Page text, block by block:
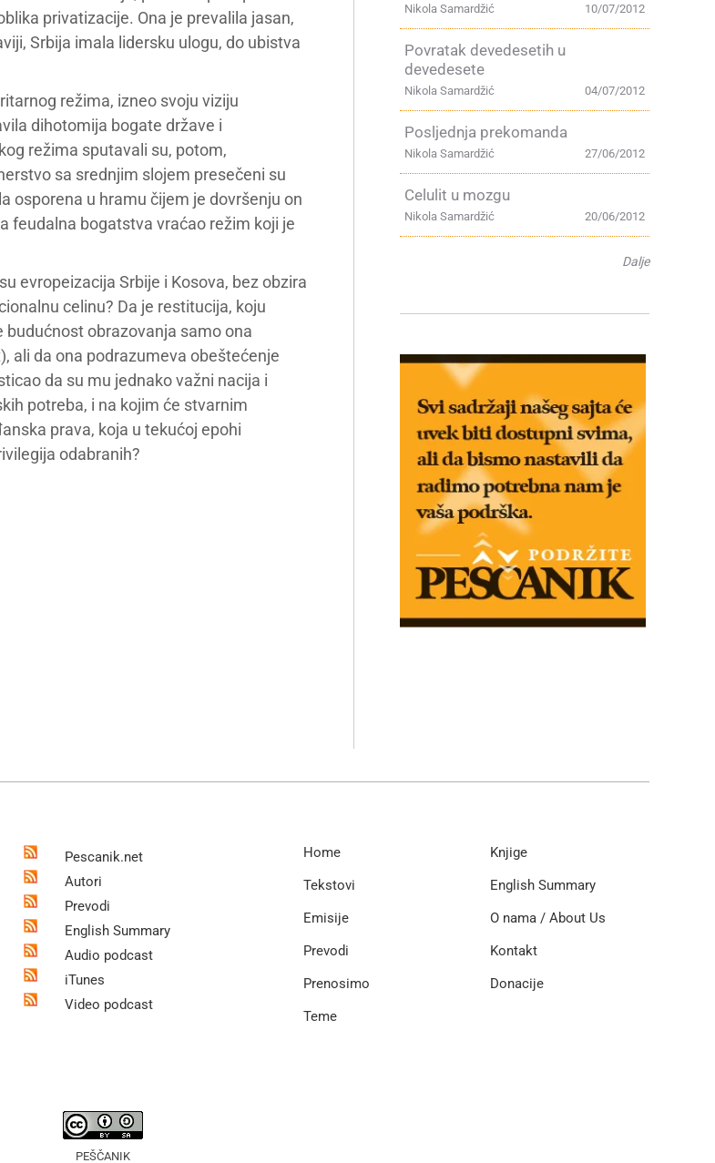
privatizacije. Ona je prevalila jasan,
Srbija imala lidersku ulogu, do ubistva
režima, izneo svoju viziju
dihotomija bogate države i
režima sputavali su, potom,
sa srednjim slojem presečeni su
osporena u hramu čijem je dovršenju on
feudalna bogatstva vraćao režim koji je
evropeizacija Srbije i Kosova, bez obzira
celinu? Da je restitucija, koju
budućnost obrazovanja samo ona
ali da ona podrazumeva obeštećenje
da su mu jednako važni nacija i
potreba, i na kojim će stvarnim
prava, koja u tekućoj epohi
odabranih?
10/07/2012
Nikola Samardžić
Povratak devedesetih u
devedesete
04/07/2012
Nikola Samardžić
Posljednja prekomanda
27/06/2012
Nikola Samardžić
Celulit u mozgu
20/06/2012
Nikola Samardžić
Dalje
Pescanik.net
Autori
Prevodi
English Summary
Audio podcast
iTunes
Video podcast
Home
Tekstovi
Emisije
Prevodi
Prenosimo
Teme
Knjige
English Summary
O nama / About Us
Kontakt
Donacije
PEŠČANIK